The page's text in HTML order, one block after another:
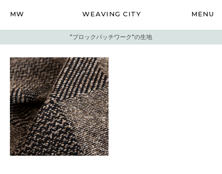
MW MENU
WEAVING CITY
"ブロックパッチワーク"の生地